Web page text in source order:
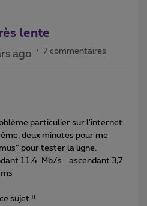
lente
ago 7 commentaires
particulier sur l’internet
deux minutes pour me
pour tester la ligne.
11,4 Mb/s ascendant 3,7
sujet !!